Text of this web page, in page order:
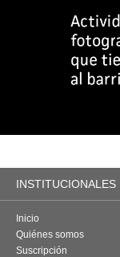
INSTITUCIONALES
Inicio
Quiénes somos
Suscripción